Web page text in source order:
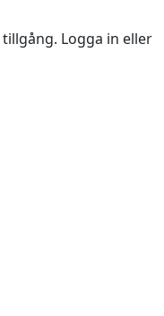
Logga in eller